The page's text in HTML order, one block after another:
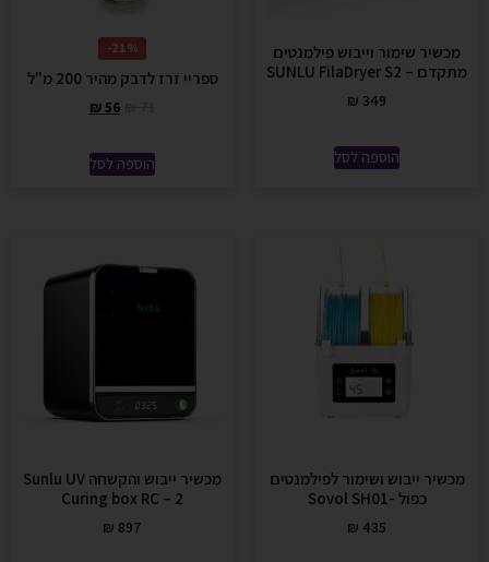
מכשיר שימור וייבוש פילמנטים
מתקדם – SUNLU FilaDryer S2
₪ 349
הוספה לסל
21%-
ספריי זרז לדבק מהיר 200 מ"ל
₪56
הוספה לסל
מכשיר ייבוש ושימור לפילמנטים
כפול -Sovol SH01
₪ 435
מכשיר ייבוש והקשחה Sunlu UV
Curing box RC – 2
₪ 897